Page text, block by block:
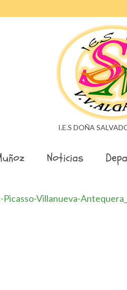
I.E.S DOÑA
Noticias
Villanueva-